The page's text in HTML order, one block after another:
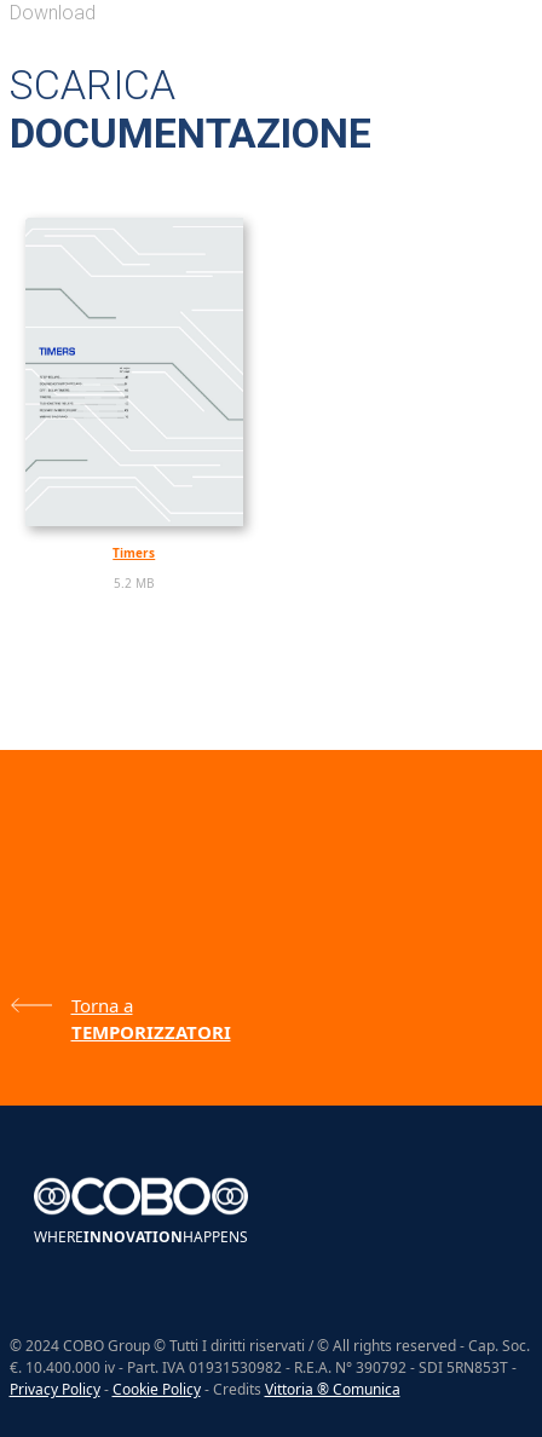
Download
SCARICA
DOCUMENTAZIONE
Timers
5.2 MB
Torna a
TEMPORIZZATORI
WHEREINNOVATIONHAPPENS
© 2024 COBO Group © Tutti I diritti riservati / © All rights reserved - Cap. Soc.
€. 10.400.000 iv - Part. IVA 01931530982 - R.E.A. N° 390792 - SDI 5RN853T -
Privacy Policy-Cookie Policy- Credits Vittoria ® Comunica